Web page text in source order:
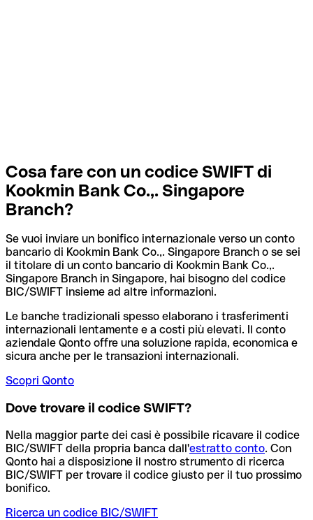
Cosa fare con un codice SWIFT di
Kookmin Bank Co.,. Singapore
Branch?
Se vuoi inviare un bonifico internazionale verso un conto
bancario di Kookmin Bank Co.,. Singapore Branch o se sei
il titolare di un conto bancario di Kookmin Bank Co.,.
Singapore Branch in Singapore, hai bisogno del codice
BIC/SWIFT insieme ad altre informazioni.
Le banche tradizionali spesso elaborano i trasferimenti
internazionali lentamente e a costi più elevati. Il conto
aziendale Qonto offre una soluzione rapida, economica e
sicura anche per le transazioni internazionali.
Scopri Qonto
Dove trovare il codice SWIFT?
Nella maggior parte dei casi è possibile ricavare il codice
BIC/SWIFT della propria banca dall'estratto conto. Con
Qonto hai a disposizione il nostro strumento di ricerca
BIC/SWIFT per trovare il codice giusto per il tuo prossimo
bonifico.
Ricerca un codice BIC/SWIFT